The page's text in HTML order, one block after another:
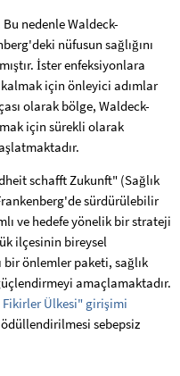
nedenle Waldeck-
nüfusun sağlığını
İster enfeksiyonlara
kalmak için önleyici adımlar
olarak bölge, Waldeck-
için sürekli olarak
schafft Zukunft" (Sağlık
sürdürülebilir
ve hedefe yönelik bir strateji
ilçesinin bireysel
önlemler paketi, sağlık
amaçlamaktadır.
Fikirler Ülkesi" girişimi
sebepsiz